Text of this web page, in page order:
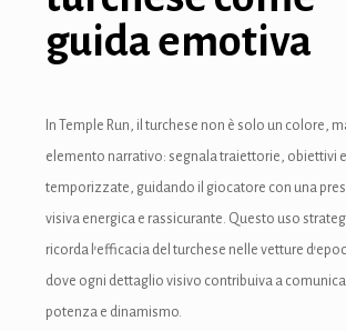
guida emotiva
In Temple Run, il turchese non è solo un colore,
elemento narrativo: segnala traiettorie, obiettivi
temporizzate, guidando il giocatore con una
visiva energica e rassicurante. Questo uso
ricorda l’efficacia del turchese nelle vetture
dove ogni dettaglio visivo contribuiva a
potenza e dinamismo.